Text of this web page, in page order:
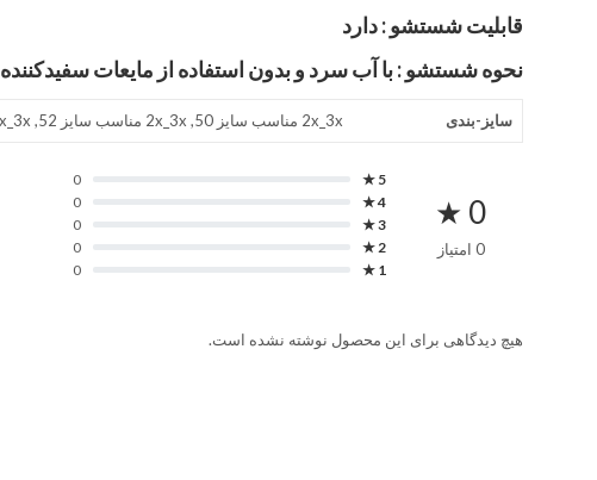
قابلیت شستشو : دارد
نحوه شستشو : با آب سرد و بدون استفاده از مایعات سفیدکننده
سایز-بندی 2x_3x مناسب سایز 50, 2x_3x مناسب سایز 52, 2x_3x مناسب سایز 54, 4x_5x مناسب سایز 56, 4x_5x مناسب سایز 58, 4x_5x مناسب سایز 60
0 ★
0 امتیاز
5 ★
0
4 ★
0
3 ★
0
2 ★
0
1 ★
0
هیچ دیدگاهی برای این محصول نوشته نشده است.